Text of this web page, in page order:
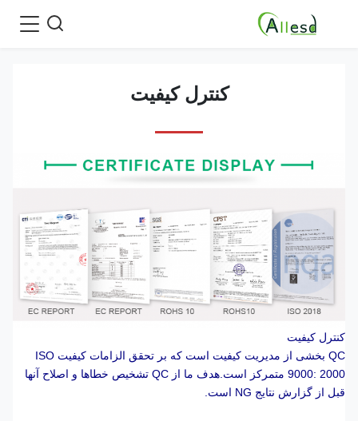
کنترل کیفیت
کنترل کیفیت
QC بخشی از مدیریت کیفیت است که بر تحقق الزامات کیفیت ISO
9000: 2000 متمرکز است.هدف ما از QC تشخیص خطاها و اصلاح آنها
قبل از گزارش نتایج NG است.